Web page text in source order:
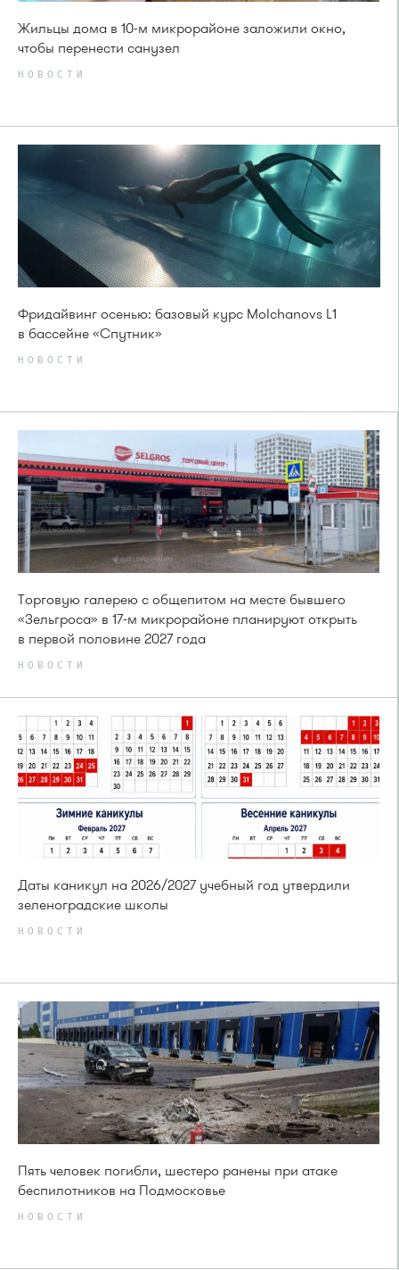
Жильцы дома в 10-м микрорайоне заложили окно,
чтобы перенести санузел
НОВОСТИ
Фридайвинг осенью: базовый курс Molchanovs L1
в бассейне «Спутник»
НОВОСТИ
Торговую галерею с общепитом на месте бывшего
«Зельгроса» в 17-м микрорайоне планируют открыть
в первой половине 2027 года
НОВОСТИ
Даты каникул на 2026/2027 учебный год утвердили
зеленоградские школы
НОВОСТИ
Пять человек погибли, шестеро ранены при атаке
беспилотников на Подмосковье
НОВОСТИ